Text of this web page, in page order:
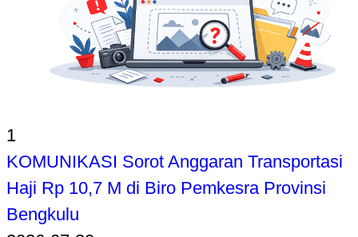
1
KOMUNIKASI Sorot Anggaran Transportasi
Haji Rp 10,7 M di Biro Pemkesra Provinsi
Bengkulu